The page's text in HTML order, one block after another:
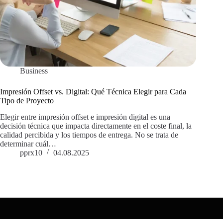
Business
Impresión Offset vs. Digital: Qué Técnica Elegir para Cada
Tipo de Proyecto
Elegir entre impresión offset e impresión digital es una
decisión técnica que impacta directamente en el coste final, la
calidad percibida y los tiempos de entrega. No se trata de
determinar cuál…
pprx10
04.08.2025